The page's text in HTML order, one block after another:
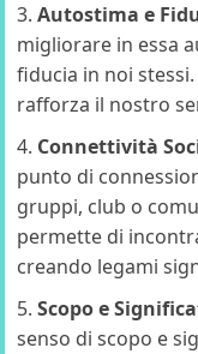
Autostima e
migliorare in essa
fiducia in noi
rafforza il nostro
Connettività
punto di
gruppi, club o
permette di
creando legami
Scopo e
senso di scopo e